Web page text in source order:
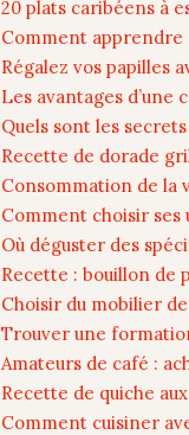
20 plats caribéens à
Comment apprendre
Régalez vos papilles
Les avantages
Quels sont les
Recette de dorade
Consommation de la
Comment choisir ses
Où déguster des
Recette : bouillon de
Choisir du mobilier
Trouver une
Amateurs de café :
Recette de quiche
Comment cuisiner